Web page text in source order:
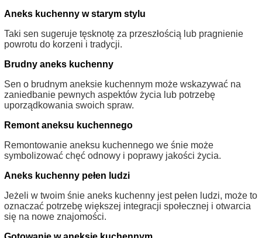
Aneks kuchenny w starym stylu
Taki sen sugeruje tęsknotę za przeszłością lub pragnienie
powrotu do korzeni i tradycji.
Brudny aneks kuchenny
Sen o brudnym aneksie kuchennym może wskazywać na
zaniedbanie pewnych aspektów życia lub potrzebę
uporządkowania swoich spraw.
Remont aneksu kuchennego
Remontowanie aneksu kuchennego we śnie może
symbolizować chęć odnowy i poprawy jakości życia.
Aneks kuchenny pełen ludzi
Jeżeli w twoim śnie aneks kuchenny jest pełen ludzi, może to
oznaczać potrzebę większej integracji społecznej i otwarcia
się na nowe znajomości.